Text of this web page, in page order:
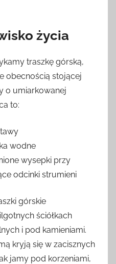
życia
traszkę górską,
obecnością stojącej
o umiarkowanej
to:
wodne
wysepki przy
odcinki strumieni
górskie
ściółkach
i pod kamieniami.
kryją się w zacisznych
jamy pod korzeniami,